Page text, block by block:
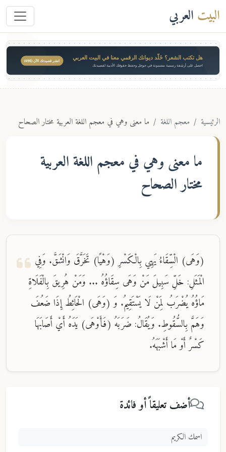
البيت العربي
هل تكتب الشعر؟ خَلّد ديوانك الرقمي معنا في البيت العربي
احصل على أرشفة رسمية مضمونة في جوجل وحفظ حقوقك الأدبية لقصيدتك
انشر قصيدتك الآن ($49)
الرئيسية معجم اللغة ما معنى وهي في معجم اللغة العربية مختار الصحاح
ما معنى وهي في معجم اللغة العربية
مختار الصحاح
(وَهَى) الْسِّقَاءُ يَهِي بِالْكَسْرِ (وَهْيًا) تَخَرَّقَ وَانْشَقَّ. وَفِي
الْمَثَلِ: خَلِّ سَبِيلَ مَنْ وَهَى سِقَاؤُهُ ... وَمَنْ هُرِيقَ بِالْفَلَاةِ
مَاؤُهُ يُضْرَبُ لِمَنْ لَا يَسْتَقِيمُ. وَ (وَهَى) الْحَائِطُ إِذَا ضَعُفَ
وَهَمَّ بِالسُّقُوطِ. وَيُقَالُ: ضَرَبَهُ (فَأَوْهَى) يَدَهُ أَيْ أَصَابَهَا
كَسْرٌ أَوْ مَا أَشْبَهَهُ.
أضف تعليقاً أو فائدة